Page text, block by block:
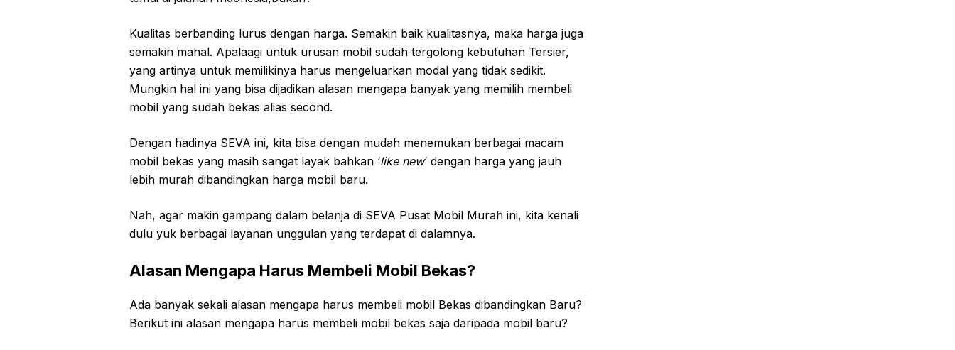
Kualitas berbanding lurus dengan harga. Semakin baik kualitasnya, maka harga juga
semakin mahal. Apalaagi untuk urusan mobil sudah tergolong kebutuhan Tersier,
yang artinya untuk memilikinya harus mengeluarkan modal yang tidak sedikit.
Mungkin hal ini yang bisa dijadikan alasan mengapa banyak yang memilih membeli
mobil yang sudah bekas alias second.
Dengan hadinya SEVA ini, kita bisa dengan mudah menemukan berbagai macam
mobil bekas yang masih sangat layak bahkan ‘like new‘ dengan harga yang jauh
lebih murah dibandingkan harga mobil baru.
Nah, agar makin gampang dalam belanja di SEVA Pusat Mobil Murah ini, kita kenali
dulu yuk berbagai layanan unggulan yang terdapat di dalamnya.
Alasan Mengapa Harus Membeli Mobil Bekas?
Ada banyak sekali alasan mengapa harus membeli mobil Bekas dibandingkan Baru?
Berikut ini alasan mengapa harus membeli mobil bekas saja daripada mobil baru?